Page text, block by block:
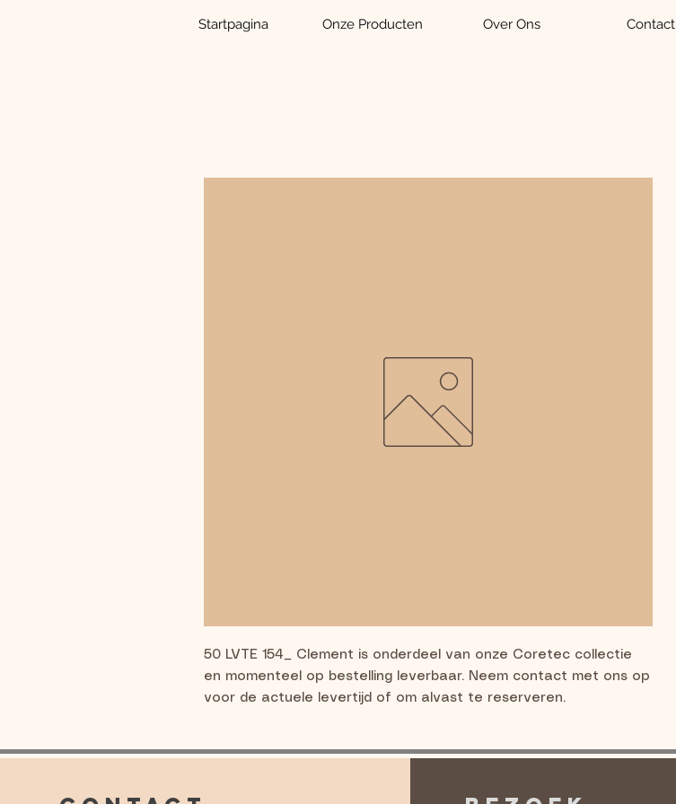
Startpagina Onze Producten Over Ons Contact
50 LVTE 154_ Clement is onderdeel van onze Coretec collectie
en momenteel op bestelling leverbaar. Neem contact met ons op
voor de actuele levertijd of om alvast te reserveren.